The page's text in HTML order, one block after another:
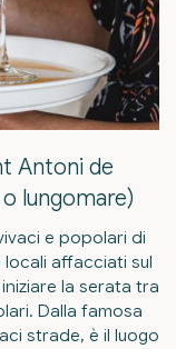
Antoni de
lungomare)
e popolari di
locali affacciati sul
la serata tra
Dalla famosa
strade, è il luogo